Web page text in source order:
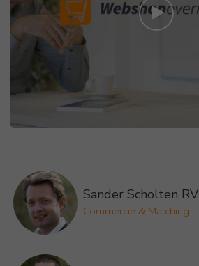
Sander Scholten RV
Commercie & Matching